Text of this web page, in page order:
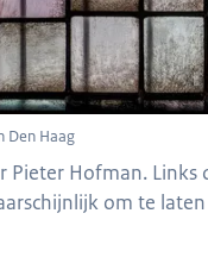
Den Haag
Pieter Hofman.
om te